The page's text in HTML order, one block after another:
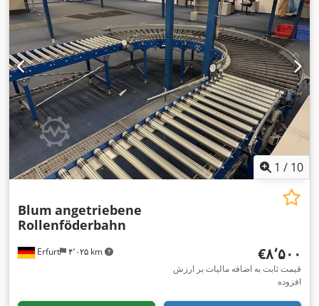
1 / 10
Erfurt ۴٬۰۲۵ km
Blum angetriebene
Rollenföderbahn
‎€۸٬۵۰۰
قیمت ثابت به اضافه مالیات بر ارزش
افزوده